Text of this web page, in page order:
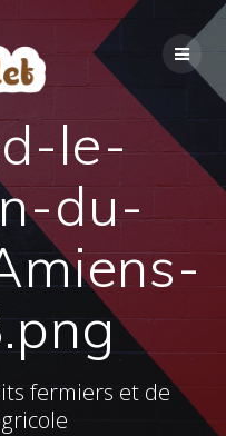
le-
du-
fermiers et de